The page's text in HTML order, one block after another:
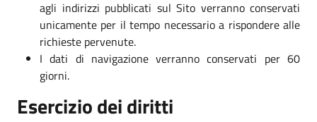
agli indirizzi pubblicati sul Sito verranno conservati
unicamente per il tempo necessario a rispondere alle
richieste pervenute.
I dati di navigazione verranno conservati per 60
giorni.
Esercizio dei diritti